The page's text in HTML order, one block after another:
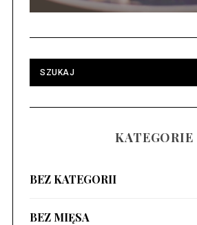
KATEGORIE
BEZ KATEGORII
BEZ MIĘSA